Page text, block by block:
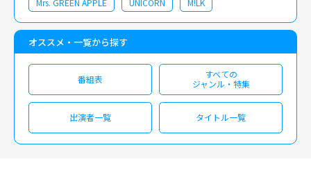
オススメ・一覧から探す
番組表
すべての
ジャンル・特集
出演者一覧 タイトル一覧